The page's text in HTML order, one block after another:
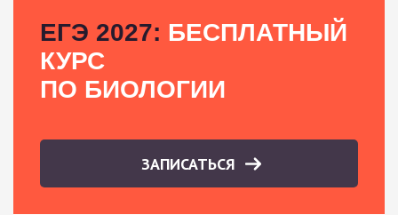
ЕГЭ 2027: БЕСПЛАТНЫЙ
КУРС
ПО БИОЛОГИИ
ЗАПИСАТЬСЯ